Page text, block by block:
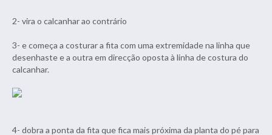
2- vira o calcanhar ao contrário
3- e começa a costurar a fita com uma extremidade na linha que
desenhaste e a outra em direcção oposta à linha de costura do
calcanhar.
4- dobra a ponta da fita que fica mais próxima da planta do pé para